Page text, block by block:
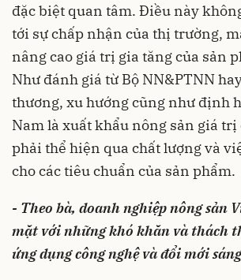
đặc biệt quan tâm. Điều này
tới sự chấp nhận của thị trường,
nâng cao giá trị gia tăng của sản
Như đánh giá từ Bộ NN&PTNN
thương, xu hướng cũng như định
Nam là xuất khẩu nông sản giá trị
phải thể hiện qua chất lượng và
cho các tiêu chuẩn của sản phẩm.
- Theo bà, doanh nghiệp nông sản
mặt với những khó khăn và thách
ứng dụng công nghệ và đổi mới